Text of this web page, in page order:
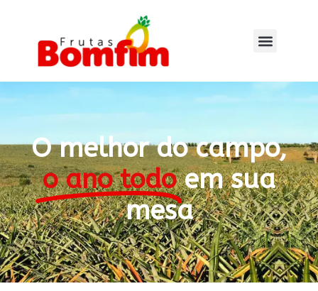
O melhor do campo,
o ano todo em sua
mesa